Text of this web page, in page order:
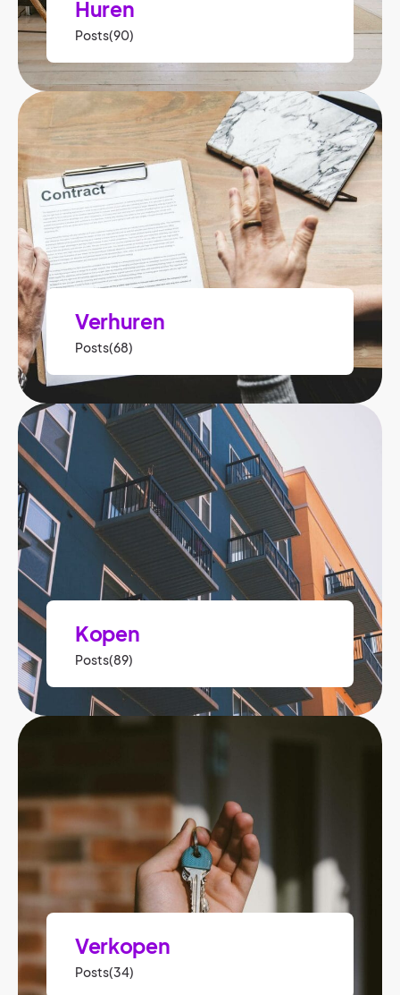
Huren
Posts(90)
Verhuren
Posts(68)
Kopen
Posts(89)
Verkopen
Posts(34)